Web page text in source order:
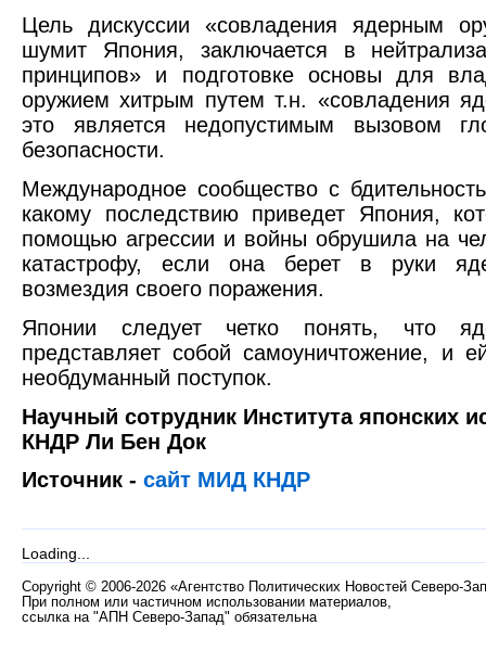
Цель дискуссии «совладения ядерным
шумит Япония, заключается в
принципов» и подготовке основы для
оружием хитрым путем т.н. «совладения
это является недопустимым вызовом
безопасности.
Международное сообщество с
какому последствию приведет Япония,
помощью агрессии и войны обрушила на
катастрофу, если она берет в руки
возмездия своего поражения.
Японии следует четко понять, что
представляет собой самоуничтожение, и
необдуманный поступок.
Научный сотрудник Института японских
КНДР Ли Бен Док
Источник - сайт МИД КНДР
Loading...
Copyright © 2006-2026 «Агентство Политических Новостей Северо-
При полном или частичном использовании материалов,
ссылка на "АПН Северо-Запад" обязательна